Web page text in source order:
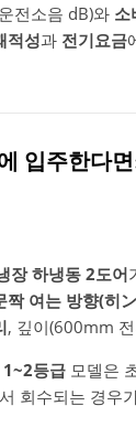
전소음 dB)와 소
적성과 전기요금
입주한다
장 하냉동 2도어
짝 여는 방향(히
, 깊이(600mm
1~2등급 모델은
회수되는 경우